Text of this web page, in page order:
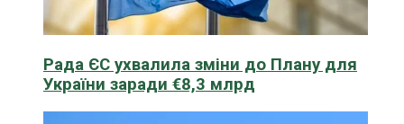
Рада ЄС ухвалила зміни до Плану для
України заради €8,3 млрд